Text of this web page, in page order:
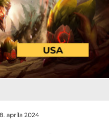
8. apríla 2024